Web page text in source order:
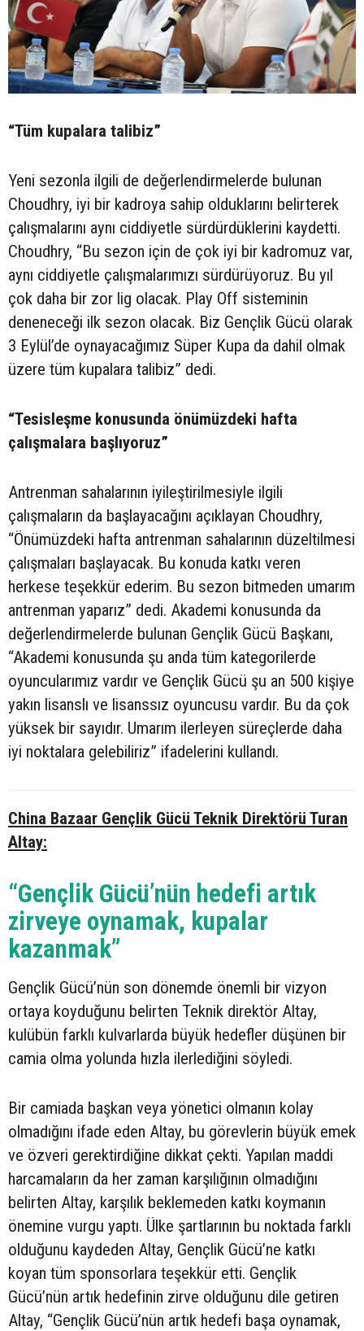
“Tüm kupalara talibiz”
Yeni sezonla ilgili de değerlendirmelerde bulunan
Choudhry, iyi bir kadroya sahip olduklarını belirterek
çalışmalarını aynı ciddiyetle sürdürdüklerini kaydetti.
Choudhry, “Bu sezon için de çok iyi bir kadromuz var,
aynı ciddiyetle çalışmalarımızı sürdürüyoruz. Bu yıl
çok daha bir zor lig olacak. Play Off sisteminin
deneneceği ilk sezon olacak. Biz Gençlik Gücü olarak
3 Eylül’de oynayacağımız Süper Kupa da dahil olmak
üzere tüm kupalara talibiz” dedi.
“Tesisleşme konusunda önümüzdeki hafta
çalışmalara başlıyoruz”
Antrenman sahalarının iyileştirilmesiyle ilgili
çalışmaların da başlayacağını açıklayan Choudhry,
“Önümüzdeki hafta antrenman sahalarının düzeltilmesi
çalışmaları başlayacak. Bu konuda katkı veren
herkese teşekkür ederim. Bu sezon bitmeden umarım
antrenman yaparız” dedi. Akademi konusunda da
değerlendirmelerde bulunan Gençlik Gücü Başkanı,
“Akademi konusunda şu anda tüm kategorilerde
oyuncularımız vardır ve Gençlik Gücü şu an 500 kişiye
yakın lisanslı ve lisanssız oyuncusu vardır. Bu da çok
yüksek bir sayıdır. Umarım ilerleyen süreçlerde daha
iyi noktalara gelebiliriz” ifadelerini kullandı.
China Bazaar Gençlik Gücü Teknik Direktörü Turan
Altay:
“Gençlik Gücü’nün hedefi artık
zirveye oynamak, kupalar
kazanmak”
Gençlik Gücü’nün son dönemde önemli bir vizyon
ortaya koyduğunu belirten Teknik direktör Altay,
kulübün farklı kulvarlarda büyük hedefler düşünen bir
camia olma yolunda hızla ilerlediğini söyledi.
Bir camiada başkan veya yönetici olmanın kolay
olmadığını ifade eden Altay, bu görevlerin büyük emek
ve özveri gerektirdiğine dikkat çekti. Yapılan maddi
harcamaların da her zaman karşılığının olmadığını
belirten Altay, karşılık beklemeden katkı koymanın
önemine vurgu yaptı. Ülke şartlarının bu noktada farklı
olduğunu kaydeden Altay, Gençlik Gücü’ne katkı
koyan tüm sponsorlara teşekkür etti. Gençlik
Gücü’nün artık hedefinin zirve olduğunu dile getiren
Altay, “Gençlik Gücü’nün artık hedefi başa oynamak,